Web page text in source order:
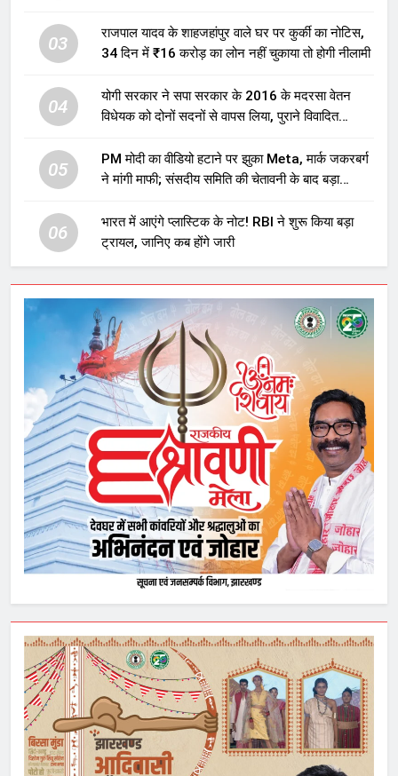
03
राजपाल यादव के शाहजहांपुर वाले घर पर कुर्की का नोटिस,
34 दिन में ₹16 करोड़ का लोन नहीं चुकाया तो होगी नीलामी
04
योगी सरकार ने सपा सरकार के 2016 के मदरसा वेतन
विधेयक को दोनों सदनों से वापस लिया, पुराने विवादित
05
PM मोदी का वीडियो हटाने पर झुका Meta, मार्क जकरबर्ग
ने मांगी माफी; संसदीय समिति की चेतावनी के बाद बड़ा
06
भारत में आएंगे प्लास्टिक के नोट! RBI ने शुरू किया बड़ा
ट्रायल, जानिए कब होंगे जारी